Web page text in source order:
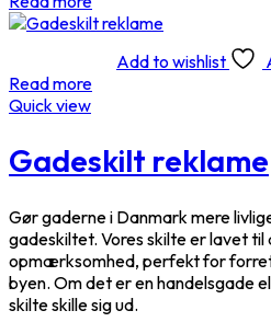
Add to wishlist
Read more
Quick view
Gadeskilt reklame
Gør gaderne i Danmark mere
gadeskiltet. Vores skilte er lavet
opmærksomhed, perfekt for
byen. Om det er en handelsgade
skilte skille sig ud.